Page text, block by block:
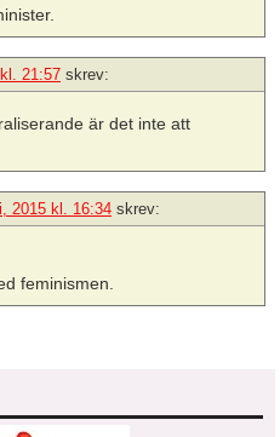
21:57 skrev:
är det inte att
2015 kl. 16:34 skrev:
feminismen.